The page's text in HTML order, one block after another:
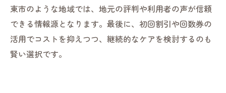
東市のような地域では、地元の評判や利用者の声が信頼
できる情報源となります。最後に、初回割引や回数券の
活用でコストを抑えつつ、継続的なケアを検討するのも
賢い選択です。